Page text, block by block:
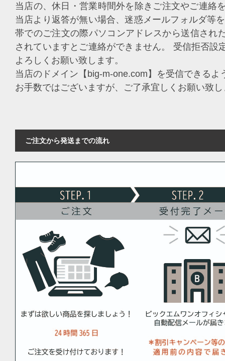
当店の、休日・営業時間外を除きご注文やご連絡
当店より返答が無い場合、迷惑メールフォルダ等
帯でのご注文の際パソコンアドレスから送信され
されていますとご連絡ができません。 受信拒否設
よろしくお願い致します。
当店のドメイン【big-m-one.com】を受信できるよ
お手数ではございますが、ご了承宜しくお願い致
ご注文から発送までの流れ